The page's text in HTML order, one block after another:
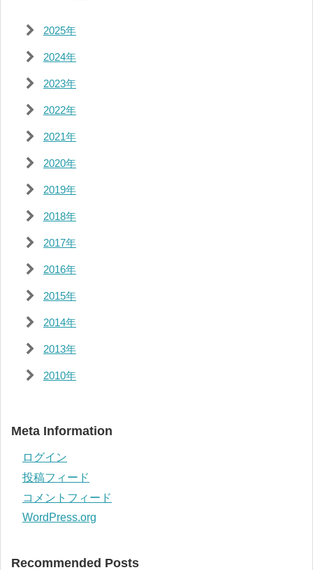
2025年
2024年
2023年
2022年
2021年
2020年
2019年
2018年
2017年
2016年
2015年
2014年
2013年
2010年
Meta Information
ログイン
投稿フィード
コメントフィード
WordPress.org
Recommended Posts